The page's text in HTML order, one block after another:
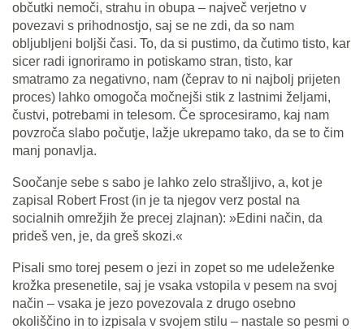
občutki nemoči, strahu in obupa – največ verjetno v
povezavi s prihodnostjo, saj se ne zdi, da so nam
obljubljeni boljši časi. To, da si pustimo, da čutimo tisto, kar
sicer radi ignoriramo in potiskamo stran, tisto, kar
smatramo za negativno, nam (čeprav to ni najbolj prijeten
proces) lahko omogoča močnejši stik z lastnimi željami,
čustvi, potrebami in telesom. Če sprocesiramo, kaj nam
povzroča slabo počutje, lažje ukrepamo tako, da se to čim
manj ponavlja.
Soočanje sebe s sabo je lahko zelo strašljivo, a, kot je
zapisal Robert Frost (in je ta njegov verz postal na
socialnih omrežjih že precej zlajnan): »Edini način, da
prideš ven, je, da greš skozi.«
Pisali smo torej pesem o jezi in zopet so me udeleženke
krožka presenetile, saj je vsaka vstopila v pesem na svoj
način – vsaka je jezo povezovala z drugo osebno
okoliščino in to izpisala v svojem stilu – nastale so pesmi o